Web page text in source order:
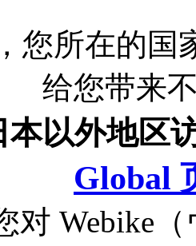
您所在的国
给您带来
本以外地区
Global
对 Webike